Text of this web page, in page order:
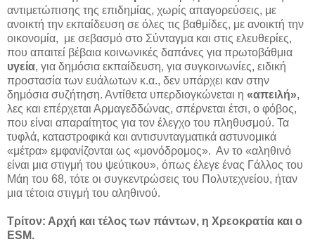
αντιμετώπισης της επιδημίας, χωρίς απαγορεύσεις, με
ανοικτή την εκπαίδευση σε όλες τις βαθμίδες, με ανοικτή την
οικονομία, με σεβασμό στο Σύνταγμα και στις ελευθερίες,
που απαιτεί βέβαια κοινωνικές δαπάνες για πρωτοβάθμια
υγεία, για δημόσια εκπαίδευση, για συγκοινωνίες, ειδική
προστασία των ευάλωτων κ.α., δεν υπάρχει καν στην
δημόσια συζήτηση. Αντίθετα υπερδιογκώνεται η «απειλή»,
λες και επέρχεται Αρμαγεδδώνας, σπέρνεται έτσι, ο φόβος,
που είναι απαραίτητος για τον έλεγχο του πληθυσμού. Τα
τυφλά, καταστροφικά και αντισυνταγματικά αστυνομικά
«μέτρα» εμφανίζονται ως «μονόδρομος». Αν το «αληθινό
είναι μια στιγμή του ψεύτικου», όπως έλεγε ένας Γάλλος του
Μάη του 68, τότε οι συγκεντρώσεις του Πολυτεχνείου, ήταν
μια τέτοια στιγμή του αληθινού.
Τρίτον: Αρχή και τέλος των πάντων, η Χρεοκρατία και ο
ESM.